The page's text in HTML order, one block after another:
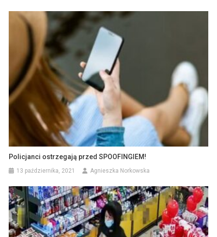
Policjanci ostrzegają przed SPOOFINGIEM!
13 października, 2021 Agnieszka Norkowska